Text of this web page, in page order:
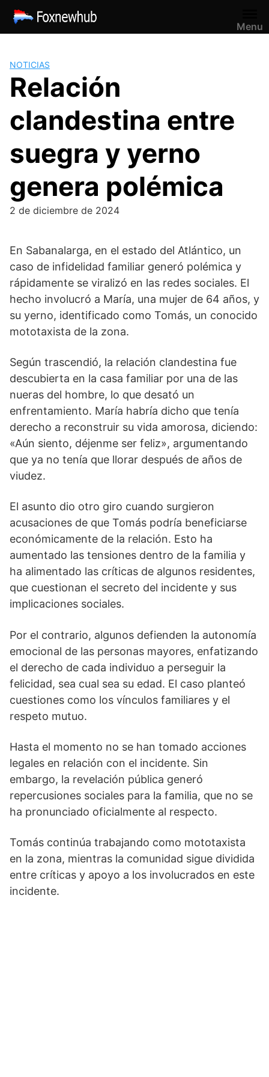
Saltar
contenido
Menu
NOTICIAS
Relación
clandestina entre
suegra y yerno
genera polémica
2 de diciembre de 2024
En Sabanalarga, en el estado del Atlántico, un
caso de infidelidad familiar generó polémica y
rápidamente se viralizó en las redes sociales. El
hecho involucró a María, una mujer de 64 años, y
su yerno, identificado como Tomás, un conocido
mototaxista de la zona.
Según trascendió, la relación clandestina fue
descubierta en la casa familiar por una de las
nueras del hombre, lo que desató un
enfrentamiento. María habría dicho que tenía
derecho a reconstruir su vida amorosa, diciendo:
«Aún siento, déjenme ser feliz», argumentando
que ya no tenía que llorar después de años de
viudez.
El asunto dio otro giro cuando surgieron
acusaciones de que Tomás podría beneficiarse
económicamente de la relación. Esto ha
aumentado las tensiones dentro de la familia y
ha alimentado las críticas de algunos residentes,
que cuestionan el secreto del incidente y sus
implicaciones sociales.
Por el contrario, algunos defienden la autonomía
emocional de las personas mayores, enfatizando
el derecho de cada individuo a perseguir la
felicidad, sea cual sea su edad. El caso planteó
cuestiones como los vínculos familiares y el
respeto mutuo.
Hasta el momento no se han tomado acciones
legales en relación con el incidente. Sin
embargo, la revelación pública generó
repercusiones sociales para la familia, que no se
ha pronunciado oficialmente al respecto.
Tomás continúa trabajando como mototaxista
en la zona, mientras la comunidad sigue dividida
entre críticas y apoyo a los involucrados en este
incidente.